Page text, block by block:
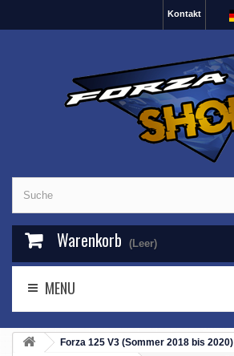
Kontakt
Warenkorb (Leer)
MENU
Forza 125 V3 (Sommer 2018 bis 2020)